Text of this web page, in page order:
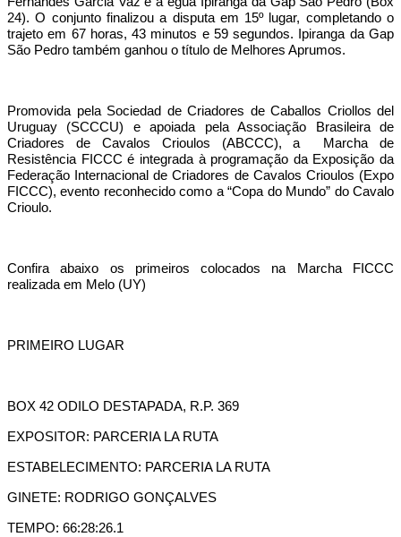
24). O conjunto finalizou a disputa em 15º lugar, completando o
trajeto em 67 horas, 43 minutos e 59 segundos. Ipiranga da Gap
São Pedro também ganhou o título de Melhores Aprumos.
Promovida pela Sociedad de Criadores de Caballos Criollos del
Uruguay (SCCCU) e apoiada pela Associação Brasileira de
Criadores de Cavalos Crioulos (ABCCC), a Marcha de
Resistência FICCC é integrada à programação da Exposição da
Federação Internacional de Criadores de Cavalos Crioulos (Expo
FICCC), evento reconhecido como a “Copa do Mundo” do Cavalo
Crioulo.
Confira abaixo os primeiros colocados na Marcha FICCC
realizada em Melo (UY)
PRIMEIRO LUGAR
BOX 42 ODILO DESTAPADA, R.P. 369
EXPOSITOR: PARCERIA LA RUTA
ESTABELECIMENTO: PARCERIA LA RUTA
GINETE: RODRIGO GONÇALVES
TEMPO: 66:28:26.1